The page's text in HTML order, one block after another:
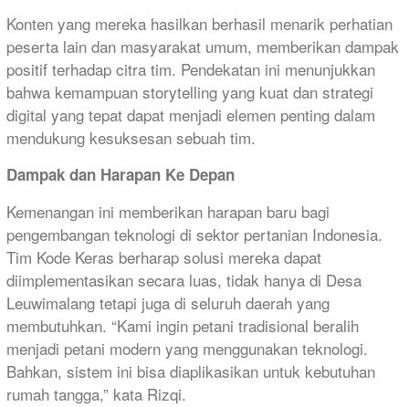
Konten yang mereka hasilkan berhasil menarik perhatian
peserta lain dan masyarakat umum, memberikan dampak
positif terhadap citra tim. Pendekatan ini menunjukkan
bahwa kemampuan storytelling yang kuat dan strategi
digital yang tepat dapat menjadi elemen penting dalam
mendukung kesuksesan sebuah tim.
Dampak dan Harapan Ke Depan
Kemenangan ini memberikan harapan baru bagi
pengembangan teknologi di sektor pertanian Indonesia.
Tim Kode Keras berharap solusi mereka dapat
diimplementasikan secara luas, tidak hanya di Desa
Leuwimalang tetapi juga di seluruh daerah yang
membutuhkan. “Kami ingin petani tradisional beralih
menjadi petani modern yang menggunakan teknologi.
Bahkan, sistem ini bisa diaplikasikan untuk kebutuhan
rumah tangga,” kata Rizqi.